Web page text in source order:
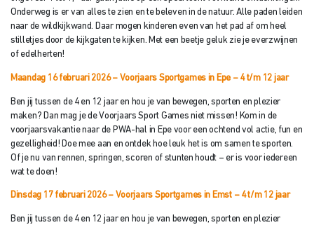
Onderweg is er van alles te zien en te beleven in de natuur. Alle paden leiden
naar de wildkijkwand. Daar mogen kinderen even van het pad af om heel
stilletjes door de kijkgaten te kijken. Met een beetje geluk zie je everzwijnen
of edelherten!
Maandag 16 februari 2026 – Voorjaars Sportgames in Epe – 4 t/m 12 jaar
Ben jij tussen de 4 en 12 jaar en hou je van bewegen, sporten en plezier
maken? Dan mag je de Voorjaars Sport Games niet missen! Kom in de
voorjaarsvakantie naar de PWA-hal in Epe voor een ochtend vol actie, fun en
gezelligheid! Doe mee aan en ontdek hoe leuk het is om samen te sporten.
Of je nu van rennen, springen, scoren of stunten houdt – er is voor iedereen
wat te doen!
Dinsdag 17 februari 2026 – Voorjaars Sportgames in Emst – 4 t/m 12 jaar
Ben jij tussen de 4 en 12 jaar en hou je van bewegen, sporten en plezier